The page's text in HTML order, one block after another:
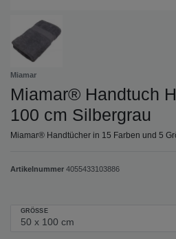
Miamar
Miamar® Handtuch
100 cm Silbergrau
Miamar® Handtücher in 15 Farben und 5
Artikelnummer 4055433103886
GRÖSSE